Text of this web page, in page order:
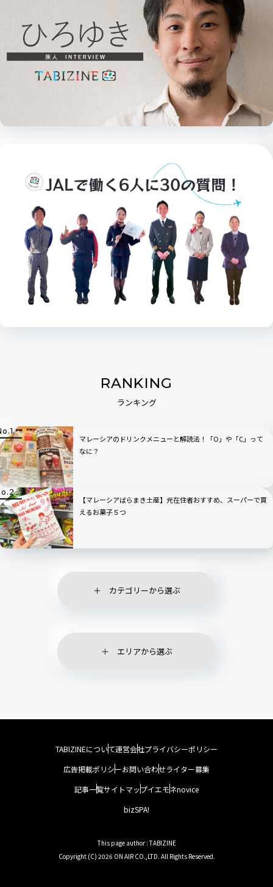
RANKING
ランキング
マレーシアのドリンクメニューと解読法！「O」や「C」って
なに？
【マレーシアばらまき土産】元在住者おすすめ、スーパーで買
えるお菓子５つ
カテゴリーから選ぶ
エリアから選ぶ
TABIZINEについて運営会社プライバシーポリシー
広告掲載ポリシーお問い合わせライター募集
記事一覧サイトマップイエモネnovice
bizSPA!
This page author : TABIZINE
Copyright (C) 2026 ON AIR CO.,LTD. All Rights Reserved.